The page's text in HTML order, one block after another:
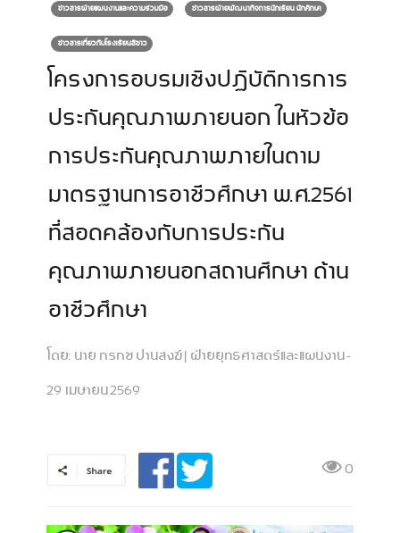
ข่าวสารฝ่ายแผนงานและความร่วมมือ ข่าวสารฝ่ายพัฒนากิจการนักเรียน นักศึกษา
ข่าวสารเกี่ยวกับโรงเรียนสีขาว
โครงการอบรมเชิงปฏิบัติการการ
ประกันคุณภาพภายนอก ในหัวข้อ
การประกันคุณภาพภายในตาม
มาตรฐานการอาชีวศึกษา พ.ศ.2561
ที่สอดคล้องกับการประกัน
คุณภาพภายนอกสถานศึกษา ด้าน
อาชีวศึกษา
โดย: นาย กรกช ปานสงฆ์ | ฝ่ายยุทธศาสตร์และแผนงาน -
29 เมษายน 2569
0